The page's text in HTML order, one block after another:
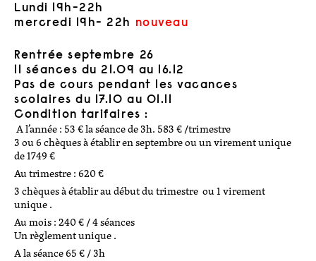
stage de tournage
stage de tournage découverte 10h
stages enfants/ados
stage enfants/ados vacances
workshops
pastillage 6h
workshop avec Marie-Yaé Suematsu 10h
workshop avec Linda Ouhbi 10h
optimiser ses émaux 13h
Stage tournage 6h
Lundi 19h-22h
mercredi 19h- 22h nouveau
Rentrée septembre 26
11 séances du 21.09 au 16.12
Pas de cours pendant les vacances
scolaires du 17.10 au 01.11
Condition tarifaires :
A l’année : 53 € la séance de 3h. 583 € /trimestre
3 ou 6 chèques à établir en septembre ou un virement unique
de 1749 €
Au trimestre :620 €
3 chèques à établir au début du trimestre ou 1 virement
unique .
Au mois :240 € / 4 séances
Un règlement unique .
A la séance65 € / 3h